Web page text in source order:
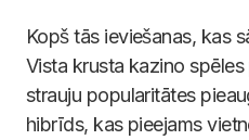
Kopš tās ieviešanas, kas
Vista krusta kazino
strauju popularitātes
hibrīds, kas pieejams